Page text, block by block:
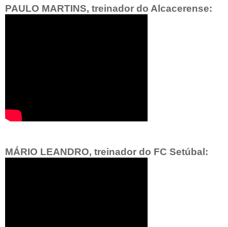
PAULO MARTINS, treinador do Alcacerense:
MÁRIO LEANDRO, treinador do FC Setúbal: